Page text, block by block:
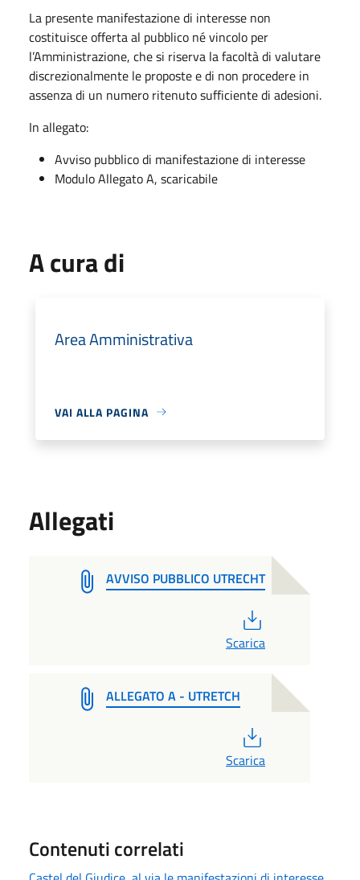
La presente manifestazione di interesse non
costituisce offerta al pubblico né vincolo per
l’Amministrazione, che si riserva la facoltà di valutare
discrezionalmente le proposte e di non procedere in
assenza di un numero ritenuto sufficiente di adesioni.
In allegato:
Avviso pubblico di manifestazione di interesse
Modulo Allegato A, scaricabile
A cura di
Area Amministrativa
VAI ALLA PAGINA
Allegati
AVVISO PUBBLICO UTRECHT
Scarica
ALLEGATO A - UTRETCH
Scarica
Contenuti correlati